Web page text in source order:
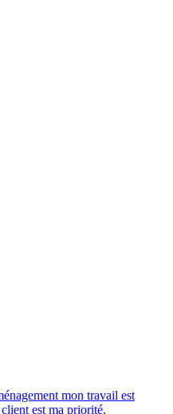
mon travail est
est ma priorité.